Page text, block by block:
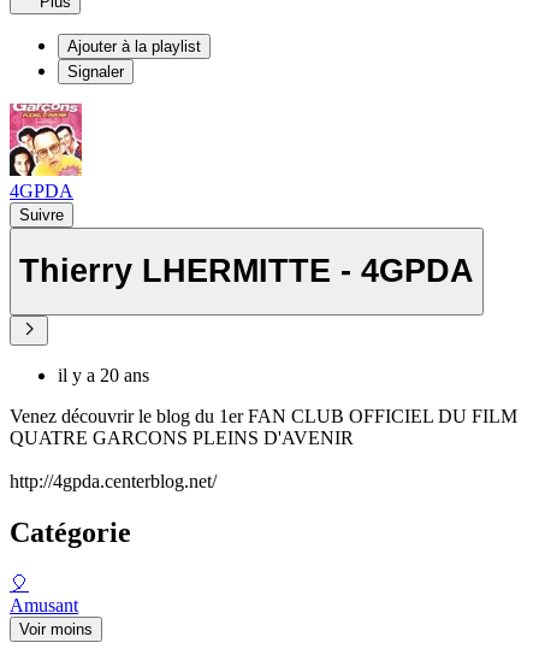
Ajouter à la playlist
Signaler
4GPDA
Suivre
Thierry LHERMITTE - 4GPDA
il y a 20 ans
Venez découvrir le blog du 1er FAN CLUB OFFICIEL DU FILM
QUATRE GARCONS PLEINS D'AVENIR
http://4gpda.centerblog.net/
Catégorie
🎈
Amusant
Voir moins